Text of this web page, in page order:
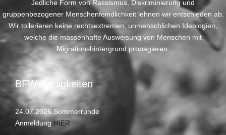
Jedliche Form von Rassismus, Diskriminierung und
gruppenbezogener Menschenfeindlichkeit lehnen wir entschieden ab.
Wir tollerieren keine rechtsextremen, unmenschlichen Ideologien,
welche die massenhafte Ausweisung von Menschen mit
Migrationshintergrund propagieren.
BFW Neuigkeiten
24.07.2026 Sommerrunde
Anmeldung HIER